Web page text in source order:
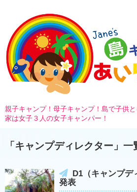
親子キャンプ！母子キャンプ！島で子供
家は女子３人の女子キャンパー！
「 キャンプディレクター 」 一
D1（キャンプデ
発表